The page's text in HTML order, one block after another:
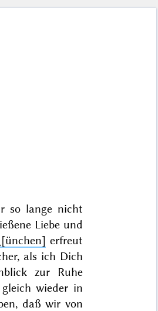
so lange nicht
Liebe und
erfreut
als ich Dich
zur Ruhe
wieder in
daß wir von